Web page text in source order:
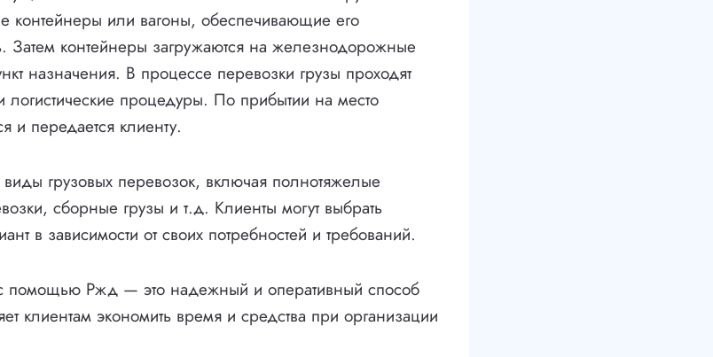
контейнеры или вагоны, обеспечивающие его
Затем контейнеры загружаются на железнодорожные
назначения. В процессе перевозки грузы проходят
процедуры. По прибытии на место
и передается клиенту.
грузовых перевозок, включая полнотяжелые
сборные грузы и т.д. Клиенты могут выбрать
в зависимости от своих потребностей и требований.
с помощью Ржд — это надежный и оперативный способ
клиентам экономить время и средства при организации